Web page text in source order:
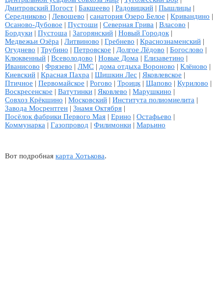
Дмитровский Погост | Бакшеево | Радовицкий | Пышлицы |
Середниково | Левошево | санатория Озеро Белое | Кривандино |
Осаново-Дубовое | Пустоши | Северная Грива | Власово |
Бордуки | Пустоша | Загорянский | Новый Городок |
Медвежьи Озёра | Литвиново | Гребнево | Краснознаменский |
Огуднево | Трубино | Петровское | Долгое Лёдово | Богослово |
Клюквенный | Всеволодово | Новые Дома | Елизаветино |
Иванисово | Фрязево | ЛМС | дома отдыха Вороново | Клёново |
Киевский | Красная Пахра | Шишкин Лес | Яковлевское |
Птичное | Первомайское | Рогово | Троицк | Щапово | Курилово |
Воскресенское | Ватутинки | Яковлево | Марушкино |
Совхоз Крёкшино | Московский | Института полиомиелита |
Завода Мосрентген | Знамя Октября |
Посёлок фабрики Первого Мая | Ерино | Остафьево |
Коммунарка | Газопровод | Филимонки | Марьино
Вот подробная карта Хотькова.